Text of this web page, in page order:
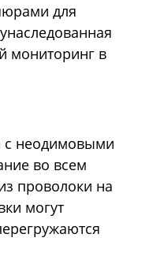
для
мониторинг в
с неодимовыми
во всем
проволоки на
могут